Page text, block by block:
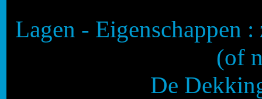
Lagen - Eigenschappen
(of
De